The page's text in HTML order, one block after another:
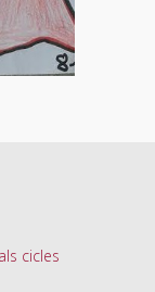
cicles